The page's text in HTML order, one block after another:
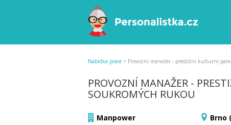
Nabídka práce > Provozní manažer - prestižní kulturní
PROVOZNÍ MANAŽER -
SOUKROMÝCH RUKOU
Manpower Brno